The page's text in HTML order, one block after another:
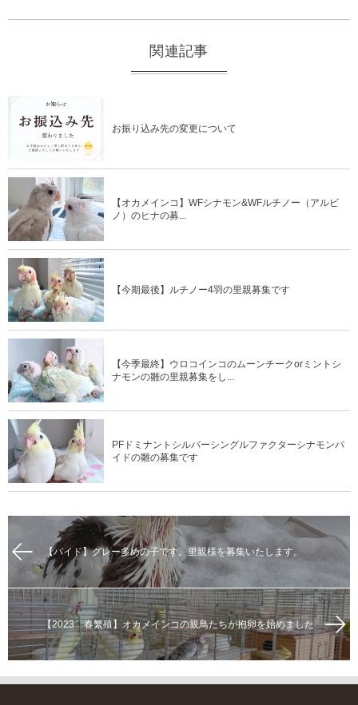
関連記事
お振り込み先の変更について
【オカメインコ】WFシナモン&WFルチノー（アルビ
ノ）のヒナの募...
【今期最後】ルチノー4羽の里親募集です
【今季最終】ウロコインコのムーンチークorミントシ
ナモンの雛の里親募集をし...
PFドミナントシルバーシングルファクターシナモンパ
イドの雛の募集です
【パイド】グレー多めの子です。里親様を募集いたします。
【2023 春繁殖】オカメインコの親鳥たちが抱卵を始めました